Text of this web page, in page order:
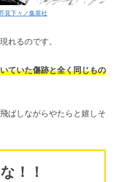
見下々／集英社
れるのです。
ていた傷跡と全く同じもの
ばしながらやたらと嬉しそ
！！